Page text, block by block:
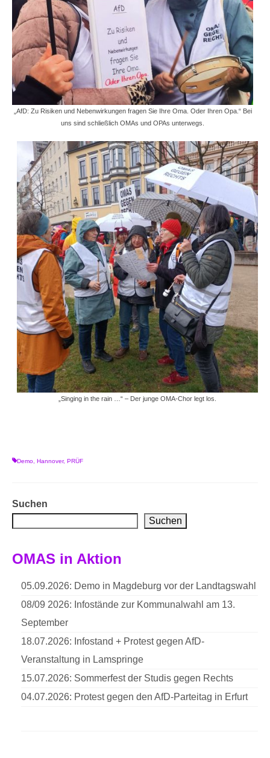
„AfD: Zu Risiken und Nebenwirkungen fragen Sie Ihre Oma. Oder Ihren Opa.“ Bei
uns sind schließlich OMAs und OPAs unterwegs.
„Singing in the rain …“ – Der junge OMA-Chor legt los.
Demo Hannover, PRÜF
Suchen
Suchen
OMAS in Aktion
05.09.2026: Demo in Magdeburg vor der Landtagswahl
08/09 2026: Infostände zur Kommunalwahl am 13.
September
18.07.2026: Infostand + Protest gegen AfD-
Veranstaltung in Lamspringe
15.07.2026: Sommerfest der Studis gegen Rechts
04.07.2026: Protest gegen den AfD-Parteitag in Erfurt